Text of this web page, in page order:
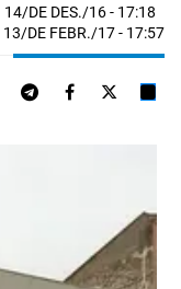
14/DE DES./16- 17:18
13/DE FEBR./17 - 17:57